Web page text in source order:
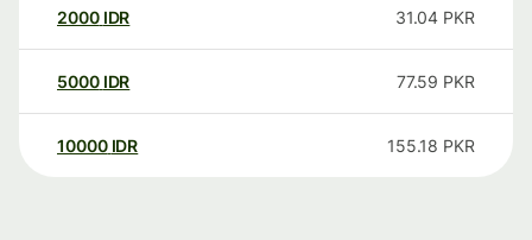
2000 IDR 31.04 PKR
5000 IDR 77.59 PKR
10000 IDR 155.18 PKR